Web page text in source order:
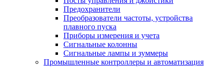
Предохранители
Преобразователи частоты, устройства
плавного пуска
Приборы измерения и учета
Сигнальные колонны
Сигнальные лампы и зуммеры
Промышленные контроллеры и автоматизация